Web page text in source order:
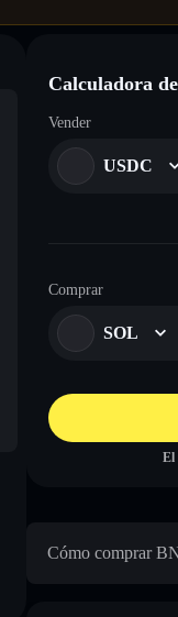
Calculadora
Vender
USDC
Comprar
SOL
El
Cómo comprar